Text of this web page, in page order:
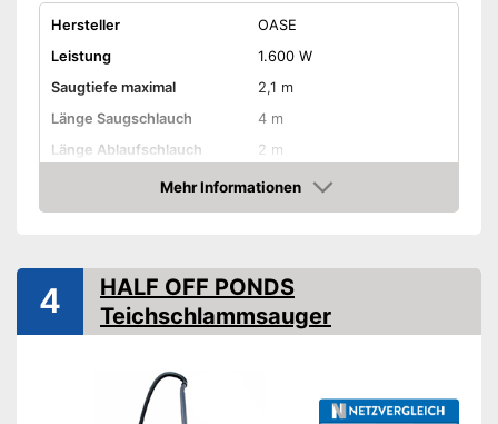
Hersteller
OASE
Leistung
1.600 W
Saugtiefe maximal
2,1 m
Länge Saugschlauch
4 m
Länge Ablaufschlauch
2 m
16 l
Länge Kabel
4 m
Mehr Informationen
Amazon
4
HALF OFF PONDS
Teichschlammsauger